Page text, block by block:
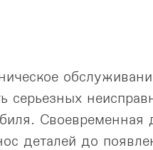
серьезных
Своевременная
деталей до